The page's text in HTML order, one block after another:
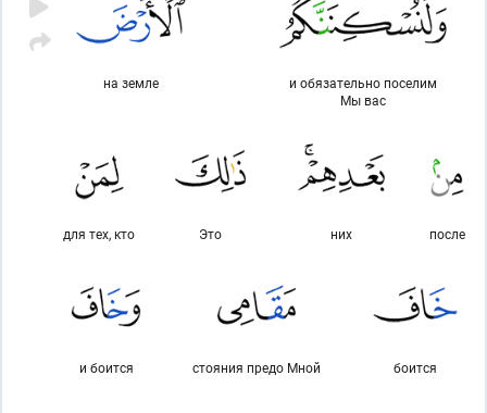
и обязательно поселим
Мы вас
на земле
после
них
Это
для тех, кто
боится
стояния предо Мной
и боится